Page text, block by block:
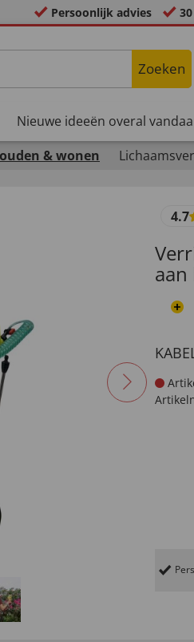
Persoonlijk advies
Zoeken
Nieuwe ideeën overal
& wonen
4.7